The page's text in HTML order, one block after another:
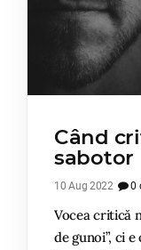
Când
sabotor
10 Aug 2022 0
Vocea critică
de gunoi”, ci